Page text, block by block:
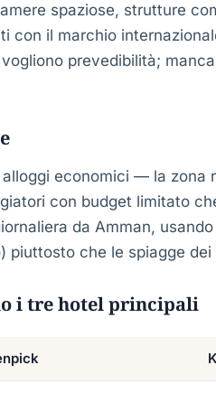
spaziose, strutture
con il marchio
vogliono prevedibilità;
economici — la zona
con budget limitato
da Amman,
piuttosto che le spiagge dei
i tre hotel principali